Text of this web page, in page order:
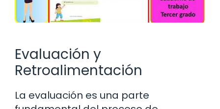
Evaluación y
Retroalimentación
La evaluación es una parte